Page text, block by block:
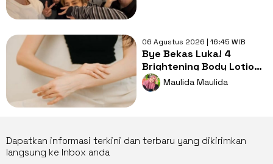
06 Agustus 2026 | 16:45 WIB
Bye Bekas Luka! 4
Brightening Body Lotion
Ini Bikin Kulit Cerah dan
Lembap
Maulida Maulida
Dapatkan informasi terkini dan terbaru yang dikirimkan
langsung ke Inbox anda